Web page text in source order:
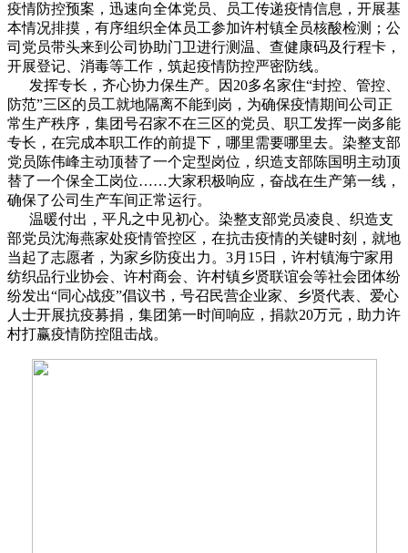
疫情防控预案，迅速向全体党员、员工传递疫情信息，开展基
本情况排摸，有序组织全体员工参加许村镇全员核酸检测；公
司党员带头来到公司协助门卫进行测温、查健康码及行程卡，
开展登记、消毒等工作，筑起疫情防控严密防线。
发挥专长，齐心协力保生产。因20多名家住“封控、管控、
防范”三区的员工就地隔离不能到岗，为确保疫情期间公司正
常生产秩序，集团号召家不在三区的党员、职工发挥一岗多能
专长，在完成本职工作的前提下，哪里需要哪里去。染整支部
党员陈伟峰主动顶替了一个定型岗位，织造支部陈国明主动顶
替了一个保全工岗位……大家积极响应，奋战在生产第一线，
确保了公司生产车间正常运行。
温暖付出，平凡之中见初心。染整支部党员凌良、织造支
部党员沈海燕家处疫情管控区，在抗击疫情的关键时刻，就地
当起了志愿者，为家乡防疫出力。3月15日，许村镇海宁家用
纺织品行业协会、许村商会、许村镇乡贤联谊会等社会团体纷
纷发出“同心战疫”倡议书，号召民营企业家、乡贤代表、爱心
人士开展抗疫募捐，集团第一时间响应，捐款20万元，助力许
村打赢疫情防控阻击战。